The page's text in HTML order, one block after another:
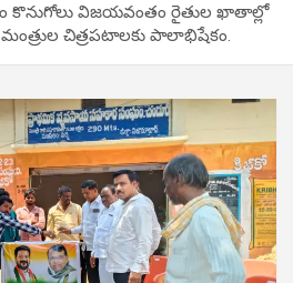
కొనుగోలు విజయవంతం రైతుల ఖాతాల్లో
చిత్రపటాలకు పాలాభిషేకం.